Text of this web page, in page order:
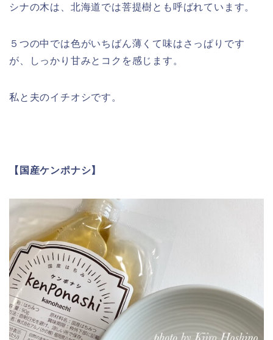
シナの木は、北海道では菩提樹とも呼ばれています。
５つの中では色がいちばん薄くて味はさっぱりです
が、しっかり甘みとコクを感じます。
私と夫のイチオシです。
【国産ケンポナシ】